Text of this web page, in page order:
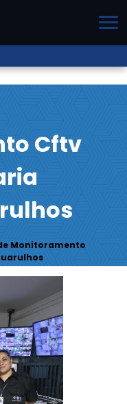
Cftv
Monitoramento